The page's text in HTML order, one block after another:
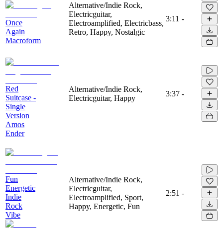
Once
Again
Macroform
Alternative/Indie Rock,
Electricguitar,
Electroamplified, Electricbass,
Retro, Happy, Nostalgic
3:11 -
Red
Suitcase -
Single
Version
Amos
Ender
Alternative/Indie Rock,
Electricguitar, Happy
3:37 -
Fun
Energetic
Indie
Rock
Vibe
Alternative/Indie Rock,
Electricguitar,
Electroamplified, Sport,
Happy, Energetic, Fun
2:51 -